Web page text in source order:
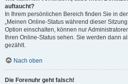
auftaucht?
In Ihrem persönlichen Bereich finden Sie in
„Meinen Online-Status während dieser
Option einschalten, können nur
Ihren Online-Status sehen. Sie werden dann
gezählt.
Nach oben
Die Forenuhr geht falsch!